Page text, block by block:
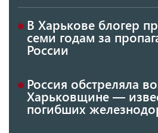
В Харькове блогер
семи годам за
России
Россия обстреляла
Харьковщине —
погибших